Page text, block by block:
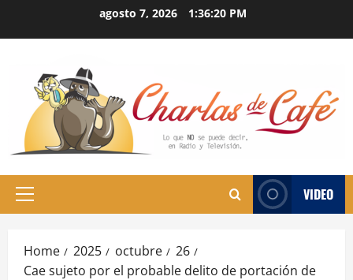
agosto 7, 2026 1:36:21 PM
Primary
VIDEO
Home 2025 octubre
26
Cae sujeto por el probable delito de portación de